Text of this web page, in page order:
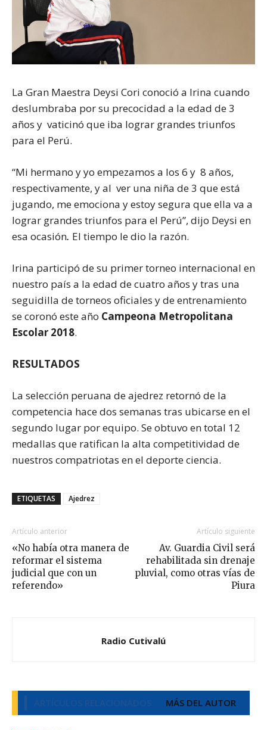
La Gran Maestra Deysi Cori conoció a Irina cuando
deslumbraba por su precocidad a la edad de 3
años y vaticinó que iba lograr grandes triunfos
para el Perú.
“Mi hermano y yo empezamos a los 6 y 8 años,
respectivamente, y al ver una niña de 3 que está
jugando, me emociona y estoy segura que ella va a
lograr grandes triunfos para el Perú”, dijo Deysi en
esa ocasión. El tiempo le dio la razón.
Irina participó de su primer torneo internacional en
nuestro país a la edad de cuatro años y tras una
seguidilla de torneos oficiales y de entrenamiento
se coronó este año Campeona Metropolitana
Escolar 2018.
RESULTADOS
La selección peruana de ajedrez retornó de la
competencia hace dos semanas tras ubicarse en el
segundo lugar por equipo. Se obtuvo en total 12
medallas que ratifican la alta competitividad de
nuestros compatriotas en el deporte ciencia.
ETIQUETAS Ajedrez
Artículo anterior
«No había otra manera de
reformar el sistema
judicial que con un
referendo»
Artículo siguiente
Av. Guardia Civil será
rehabilitada sin drenaje
pluvial, como otras vías de
Piura
Radio Cutivalú
ARTÍCULOS RELACIONADOS MÁS DEL AUTOR